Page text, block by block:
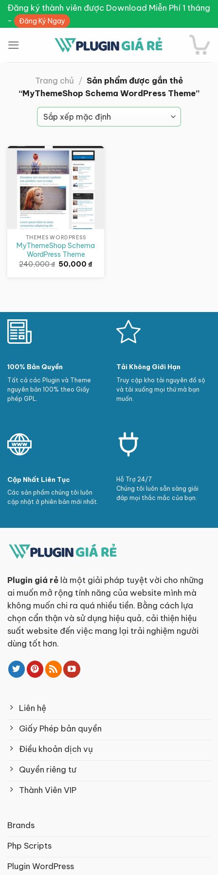
Skip
content
Đăng ký thành viên được Download Miễn Phí 1 tháng
-
Đăng Ký Ngay
Trang chủ / Sản phẩm được gắn thẻ
“MyThemeShop Schema WordPress Theme”
Giảm giá!
THEMES WORDPRESS
MyThemeShop Schema
WordPress Theme
240,000₫ Giá
gốc
50,000₫Giá
100% Bản Quyền
Tất cả các Plugin và Theme
nguyên bản 100% theo Giấy
phép GPL.
Tải Không Giới Hạn
Truy cập kho tài nguyên đồ sộ
và tải xuống mọi thứ mà bạn
muốn.
Cập Nhất Liên Tục
Các sản phẩm chúng tôi luôn
cập nhật ở phiên bản mới nhất.
Hỗ Trợ 24/7
Chúng tôi luôn sẵn sàng giải
đáp mọi thắc mắc của bạn.
Plugin giá rẻ là một giải pháp tuyệt vời cho những
ai muốn mở rộng tính năng của website mình mà
không muốn chi ra quá nhiều tiền. Bằng cách lựa
chọn cẩn thận và sử dụng hiệu quả, cải thiện hiệu
suất website đến việc mang lại trải nghiệm người
dùng tốt hơn.
Liên hệ
Giấy Phép bản quyền
Điều khoản dịch vụ
Quyền riêng tư
Thành Viên VIP
Brands
Php Scripts
Plugin WordPress